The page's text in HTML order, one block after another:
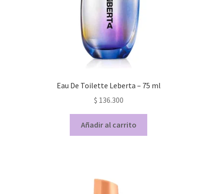
Eau De Toilette Leberta – 75 ml
$ 136.300
Añadir al carrito